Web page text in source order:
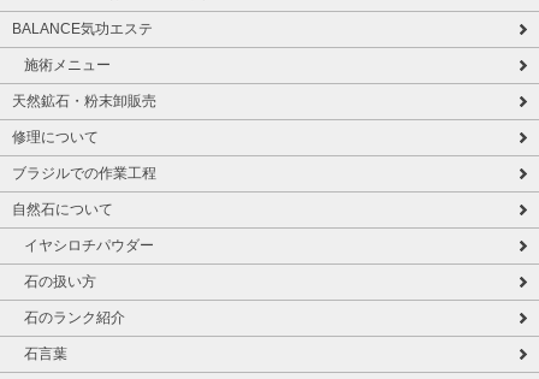
BALANCE気功エステ
施術メニュー
天然鉱石・粉末卸販売
修理について
ブラジルでの作業工程
自然石について
イヤシロチパウダー
石の扱い方
石のランク紹介
石言葉